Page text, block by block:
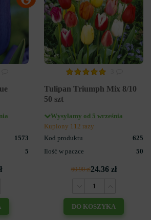
1573
5
Tulipan Triumph Mix 8/10
50 szt
Wysyłamy od 5 września
Kupiony 112 razy
Kod produktu
625
Ilość w paczce
50
60.90 zł24.36 zł
DO KOSZYKA